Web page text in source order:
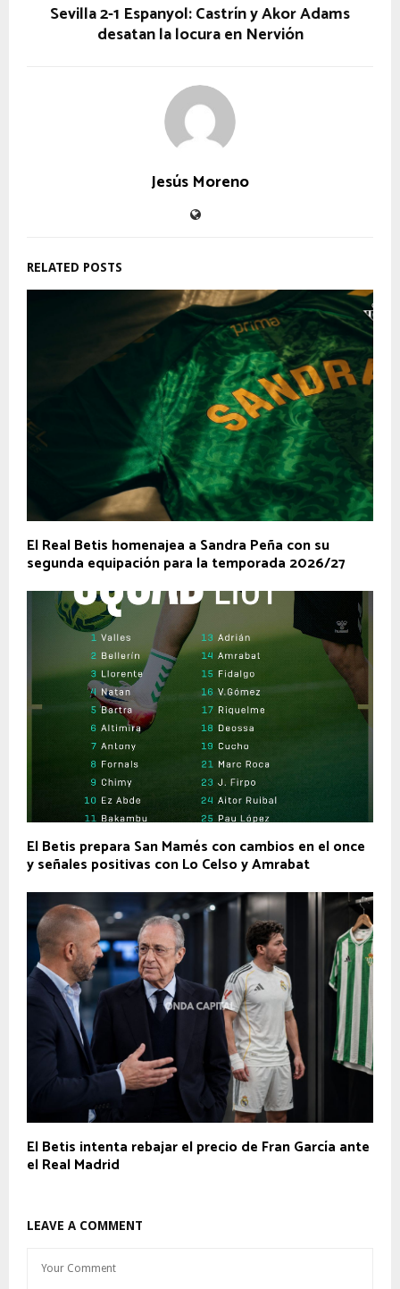
Sevilla 2-1 Espanyol: Castrín y Akor Adams
desatan la locura en Nervión
Jesús Moreno
RELATED POSTS
El Real Betis homenajea a Sandra Peña con su
segunda equipación para la temporada 2026/27
El Betis prepara San Mamés con cambios en el once
y señales positivas con Lo Celso y Amrabat
El Betis intenta rebajar el precio de Fran García ante
el Real Madrid
LEAVE A COMMENT